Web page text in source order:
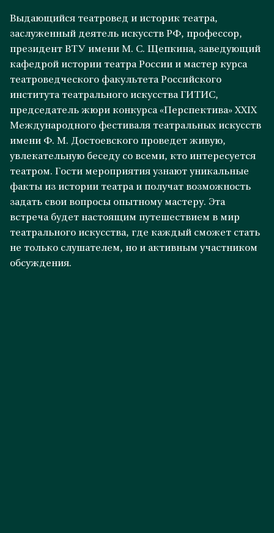
Выдающийся театровед и историк театра,
заслуженный деятель искусств РФ, профессор,
президент ВТУ имени М. С. Щепкина, заведующий
кафедрой истории театра России и мастер курса
театроведческого факультета Российского
института театрального искусства ГИТИС,
председатель жюри конкурса «Перспектива» XXIX
Международного фестиваля театральных искусств
имени Ф. М. Достоевского проведет живую,
увлекательную беседу со всеми, кто интересуется
театром. Гости мероприятия узнают уникальные
факты из истории театра и получат возможность
задать свои вопросы опытному мастеру. Эта
встреча будет настоящим путешествием в мир
театрального искусства, где каждый сможет стать
не только слушателем, но и активным участником
обсуждения.